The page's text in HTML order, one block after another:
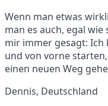
Wenn man etwas
man es auch, egal
mir immer gesagt:
und von vorne
einen neuen Weg
Dennis, Deutschland